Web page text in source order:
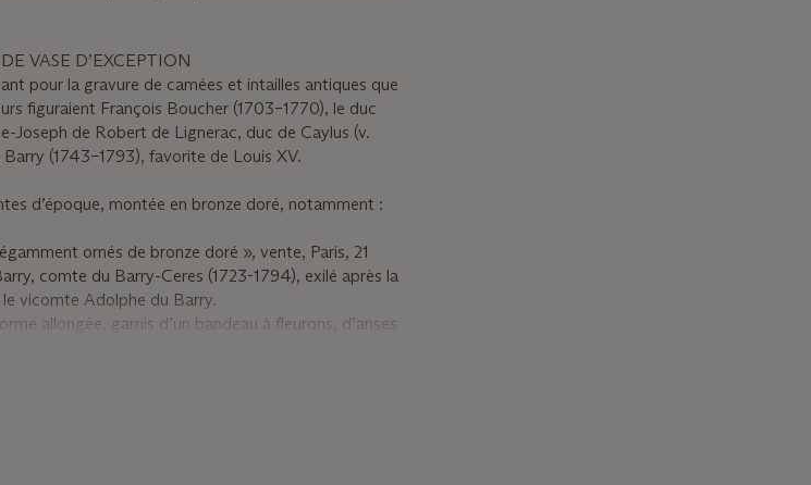
VASE D’EXCEPTION
pour la gravure de camées et intailles antiques que
figuraient François Boucher (1703–1770), le duc
Joseph de Robert de Lignerac, duc de Caylus (v.
(1743–1793), favorite de Louis XV.
d’époque, montée en bronze doré, notamment :
ornés de bronze doré », vente, Paris, 21
comte du Barry-Ceres (1723-1794), exilé après la
vicomte Adolphe du Barry.
allongée, garnis d’un bandeau à fleurons, d’anses
collection François Michel Harenc de Presles (1710-